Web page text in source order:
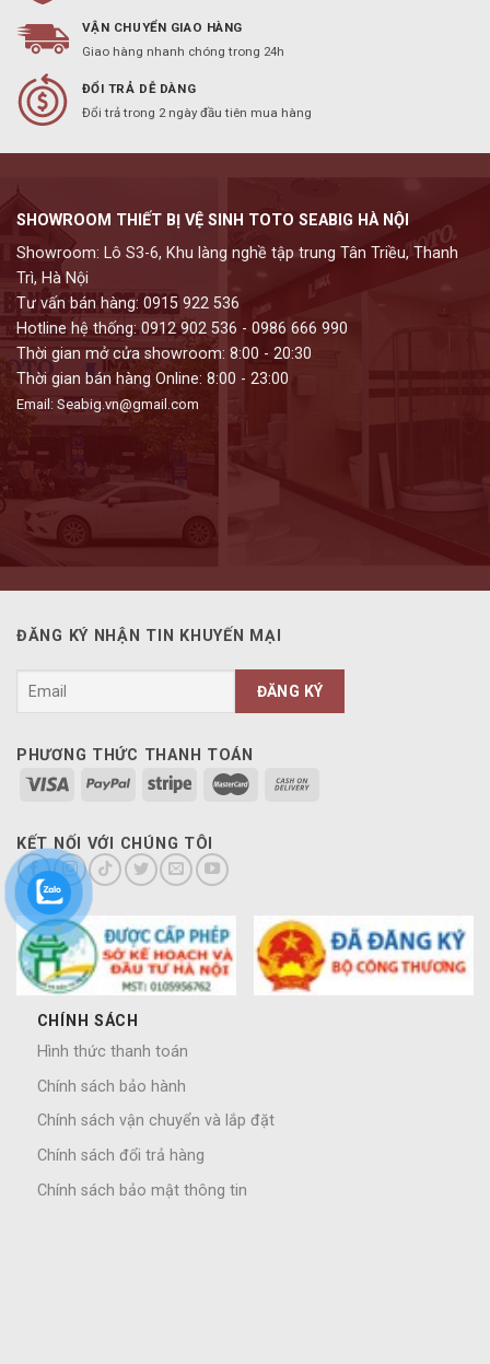
VẬN CHUYỂN GIAO HÀNG
Giao hàng nhanh chóng trong 24h
ĐỔI TRẢ DỄ DÀNG
Đổi trả trong 2 ngày đầu tiên mua hàng
SHOWROOM THIẾT BỊ VỆ SINH TOTO SEABIG HÀ NỘI
Showroom: Lô S3-6, Khu làng nghề tập trung Tân Triều, Thanh
Trì, Hà Nội
Tư vấn bán hàng: 0915 922 536
Hotline hệ thống: 0912 902 536 - 0986 666 990
Thời gian mở cửa showroom: 8:00 - 20:30
Thời gian bán hàng Online: 8:00 - 23:00
Email: Seabig.vn@gmail.com
ĐĂNG KÝ NHẬN TIN KHUYẾN MẠI
PHƯƠNG THỨC THANH TOÁN
KẾT NỐI VỚI CHÚNG TÔI
CHÍNH SÁCH
Hình thức thanh toán
Chính sách bảo hành
Chính sách vận chuyển và lắp đặt
Chính sách đổi trả hàng
Chính sách bảo mật thông tin